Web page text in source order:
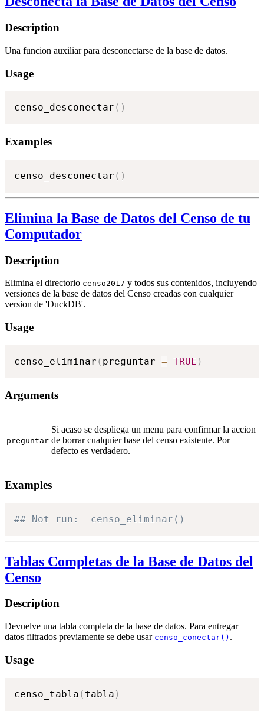
Description
Una funcion auxiliar para desconectarse de la base de datos.
Usage
censo_desconectar ( )
Examples
censo_desconectar ( )
Elimina la Base de Datos del Censo de tu
Computador
Description
Elimina el directorio censo2017 y todos sus contenidos, incluyendo
versiones de la base de datos del Censo creadas con cualquier
version de 'DuckDB'.
Usage
censo_eliminar ( preguntar = TRUE )
Arguments
preguntar
Si acaso se despliega un menu para confirmar la accion
de borrar cualquier base del censo existente. Por
defecto es verdadero.
Examples
## Not run:  censo_eliminar()
Tablas Completas de la Base de Datos del
Censo
Description
Devuelve una tabla completa de la base de datos. Para entregar
datos filtrados previamente se debe usar censo_conectar() .
Usage
censo_tabla ( tabla )